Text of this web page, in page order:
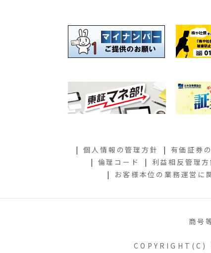
個人情報の管理方針 有価証券
倫理コード
利益相反管理
お客様本位の業務運営に
商号